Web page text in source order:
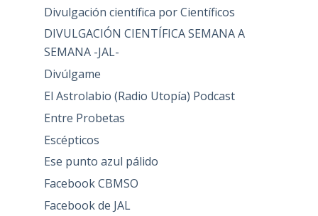
Divulgación científica por Científicos
DIVULGACIÓN CIENTÍFICA SEMANA A
SEMANA -JAL-
Divúlgame
El Astrolabio (Radio Utopía) Podcast
Entre Probetas
Escépticos
Ese punto azul pálido
Facebook CBMSO
Facebook de JAL